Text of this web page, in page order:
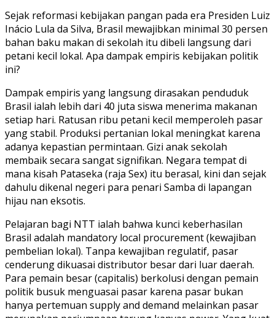
Sejak reformasi kebijakan pangan pada era Presiden Luiz
Inácio Lula da Silva, Brasil mewajibkan minimal 30 persen
bahan baku makan di sekolah itu dibeli langsung dari
petani kecil lokal. Apa dampak empiris kebijakan politik
ini?
Dampak empiris yang langsung dirasakan penduduk
Brasil ialah lebih dari 40 juta siswa menerima makanan
setiap hari. Ratusan ribu petani kecil memperoleh pasar
yang stabil. Produksi pertanian lokal meningkat karena
adanya kepastian permintaan. Gizi anak sekolah
membaik secara sangat signifikan. Negara tempat di
mana kisah Pataseka (raja Sex) itu berasal, kini dan sejak
dahulu dikenal negeri para penari Samba di lapangan
hijau nan eksotis.
Pelajaran bagi NTT ialah bahwa kunci keberhasilan
Brasil adalah mandatory local procurement (kewajiban
pembelian lokal). Tanpa kewajiban regulatif, pasar
cenderung dikuasai distributor besar dari luar daerah.
Para pemain besar (capitalis) berkolusi dengan pemain
politik busuk menguasai pasar karena pasar bukan
hanya pertemuan supply and demand melainkan pasar